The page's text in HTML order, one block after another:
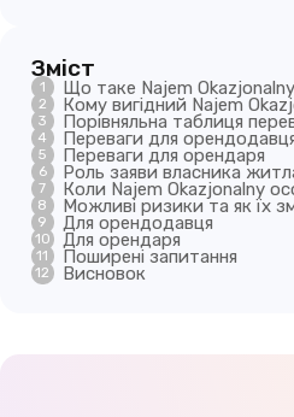
Зміст
Що таке Najem Okazjonalny
Кому вигідний Najem
Порівняльна таблиця
Переваги для
Переваги для орендаря
Роль заяви власника
Коли Najem Okazjonalny
Можливі ризики та як їх
Для орендодавця
Для орендаря
Поширені запитання
Висновок